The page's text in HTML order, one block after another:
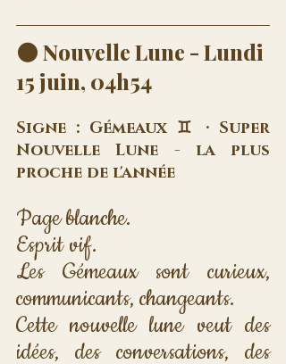
🌑 Nouvelle Lune - Lundi
15 juin, 04h54
Signe : Gémeaux ♊ · Super
Nouvelle Lune - la plus
proche de l'année
Page blanche.
Esprit vif.
Les Gémeaux sont curieux,
communicants, changeants.
Cette nouvelle lune veut des
idées, des conversations, des